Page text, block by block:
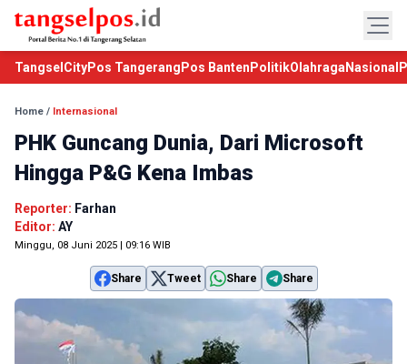
TangselCityPos Tangerang Pos Banten PolitikOlahraga Nasional
Home / Internasional
PHK Guncang Dunia, Dari Microsoft
Hingga P&G Kena Imbas
Reporter: Farhan
Editor: AY
Minggu, 08 Juni 2025 | 09:16 WIB
Share Tweet Share Share